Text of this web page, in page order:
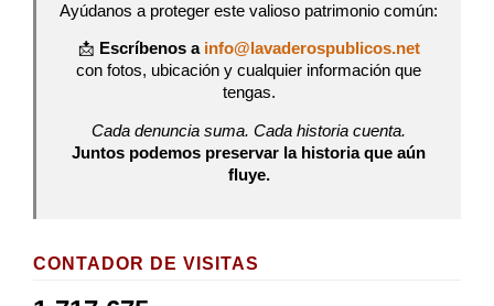
Ayúdanos a proteger este valioso patrimonio común:
📩 Escríbenos a info@lavaderospublicos.net
con fotos, ubicación y cualquier información que
tengas.
Cada denuncia suma. Cada historia cuenta.
Juntos podemos preservar la historia que aún
fluye.
CONTADOR DE VISITAS